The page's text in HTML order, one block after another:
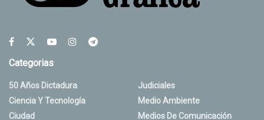
Categorias
50 Años Dictadura
Ciencia Y Tecnología
Ciudad
Judiciales
Medio Ambiente
Medios De Comunicación